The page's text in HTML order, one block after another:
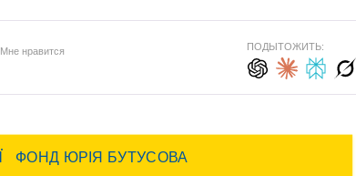
Мне нравится ПОДЫТОЖИТЬ: